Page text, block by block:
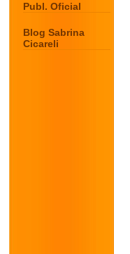
Publ. Oficial
Blog Sabrina
Cicareli